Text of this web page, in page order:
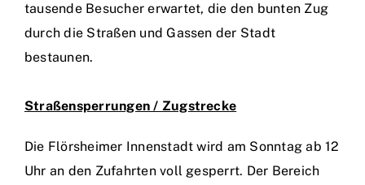
Über uns
Technik
Einsätze
tausende Besucher erwartet, die den bunten Zug
durch die Straßen und Gassen der Stadt
bestaunen.
Straßensperrungen / Zugstrecke
Die Flörsheimer Innenstadt wird am Sonntag ab 12
Uhr an den Zufahrten voll gesperrt. Der Bereich